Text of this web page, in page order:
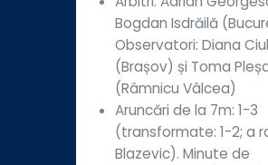
Bogdan Isdrăilă
Observatori: Diana
(Brașov) și Toma
(Râmnicu Vâlcea)
Aruncări de la 7m: 1-3
(transformate: 1-2; a
Blazevic). Minute de